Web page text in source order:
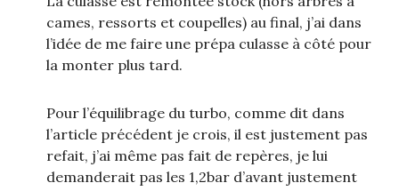
cames, ressorts et coupelles) au final, j’ai dans
l’idée de me faire une prépa culasse à côté pour
la monter plus tard.
Pour l’équilibrage du turbo, comme dit dans
l’article précédent je crois, il est justement pas
refait, j’ai même pas fait de repères, je lui
demanderait pas les 1,2bar d’avant justement